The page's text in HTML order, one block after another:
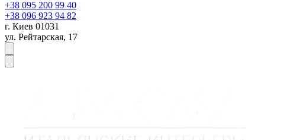
+38 095 200 99 40
+38 096 923 94 82
г. Киев 01031
ул. Рейтарская, 17